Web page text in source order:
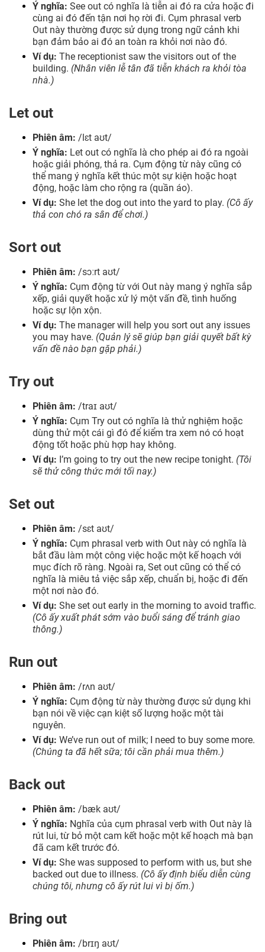
Ý nghĩa: See out có nghĩa là tiễn ai đó ra cửa hoặc đi
cùng ai đó đến tận nơi họ rời đi. Cụm phrasal verb
Out này thường được sử dụng trong ngữ cảnh khi
bạn đảm bảo ai đó an toàn ra khỏi nơi nào đó.
Ví dụ: The receptionist saw the visitors out of the
building. (Nhân viên lễ tân đã tiễn khách ra khỏi tòa
nhà.)
Let out
Phiên âm: /lɛt aʊt/
Ý nghĩa: Let out có nghĩa là cho phép ai đó ra ngoài
hoặc giải phóng, thả ra. Cụm động từ này cũng có
thể mang ý nghĩa kết thúc một sự kiện hoặc hoạt
động, hoặc làm cho rộng ra (quần áo).
Ví dụ: She let the dog out into the yard to play. (Cô ấy
thả con chó ra sân để chơi.)
Sort out
Phiên âm: /sɔːrt aʊt/
Ý nghĩa: Cụm động từ với Out này mang ý nghĩa sắp
xếp, giải quyết hoặc xử lý một vấn đề, tình huống
hoặc sự lộn xộn.
Ví dụ: The manager will help you sort out any issues
you may have. (Quản lý sẽ giúp bạn giải quyết bất kỳ
vấn đề nào bạn gặp phải.)
Try out
Phiên âm: /traɪ aʊt/
Ý nghĩa: Cụm Try out có nghĩa là thử nghiệm hoặc
dùng thử một cái gì đó để kiểm tra xem nó có hoạt
động tốt hoặc phù hợp hay không.
Ví dụ: I’m going to try out the new recipe tonight. (Tôi
sẽ thử công thức mới tối nay.)
Set out
Phiên âm: /sɛt aʊt/
Ý nghĩa: Cụm phrasal verb with Out này có nghĩa là
bắt đầu làm một công việc hoặc một kế hoạch với
mục đích rõ ràng. Ngoài ra, Set out cũng có thể có
nghĩa là miêu tả việc sắp xếp, chuẩn bị, hoặc đi đến
một nơi nào đó.
Ví dụ: She set out early in the morning to avoid traffic.
(Cô ấy xuất phát sớm vào buổi sáng để tránh giao
thông.)
Run out
Phiên âm: /rʌn aʊt/
Ý nghĩa: Cụm động từ này thường được sử dụng khi
bạn nói về việc cạn kiệt số lượng hoặc một tài
nguyên.
Ví dụ: We’ve run out of milk; I need to buy some more.
(Chúng ta đã hết sữa; tôi cần phải mua thêm.)
Back out
Phiên âm: /bæk aʊt/
Ý nghĩa: Nghĩa của cụm phrasal verb with Out này là
rút lui, từ bỏ một cam kết hoặc một kế hoạch mà bạn
đã cam kết trước đó.
Ví dụ: She was supposed to perform with us, but she
backed out due to illness. (Cô ấy định biểu diễn cùng
chúng tôi, nhưng cô ấy rút lui vì bị ốm.)
Bring out
Phiên âm: /brɪŋ aʊt/